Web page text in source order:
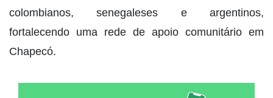
colombianos, senegaleses e argentinos,
fortalecendo uma rede de apoio comunitário em
Chapecó.